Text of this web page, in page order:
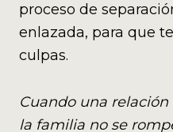
proceso de
enlazada, para que
culpas.
Cuando una
la familia no se